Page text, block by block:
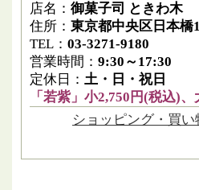
店名： 御菓子司 ときわ木
住所： 東京都中央区日本橋
TEL ： 03-3271-9180
営業時間： 9:30～17:30
定休日： 土・日・祝日
「若紫」小2,750円(税込)
ショッピング・買い